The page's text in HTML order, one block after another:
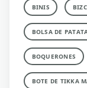
BINIS
BOLSA DE
BOQUERONES
BOTE DE TIKKA